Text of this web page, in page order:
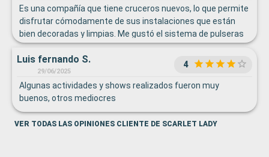
Es una compañía que tiene cruceros nuevos, lo que permite
disfrutar cómodamente de sus instalaciones que están
bien decoradas y limpias. Me gustó el sistema de pulseras
que facilita el registro, así como la tecnología domótica en
las piezas y la tableta digital. Falta más variedad en el
restaurant bufet, que algunos tour sean de habla española
y agua y toallas húmedas para cuando llegamos al barco
después de la salida a tierra.
Luis fernando S.
29/06/2025
4
Algunas actividades y shows realizados fueron muy
buenos, otros mediocres
VER TODAS LAS OPINIONES CLIENTE DE SCARLET LADY